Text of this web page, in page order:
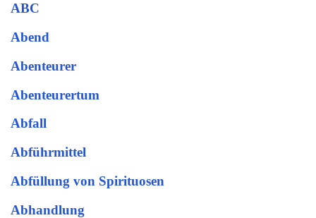
ABC
Abend
Abenteurer
Abenteurertum
Abfall
Abführmittel
Abfüllung von Spirituosen
Abhandlung